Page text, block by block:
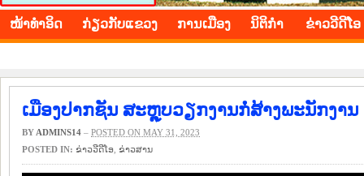
ໜ້າ​ທຳ​ອິດ ​ກ່ຽວ​ກັບ​ແຂວງ ​ການ​ເມືອງ ນິ​ຕິ​ກຳ ຂ່າວ​ວີ​ດີ​ໂອ
ເມືອງປາກຊັນ ສະຫຼຸບວຽກງານກໍ່ສ້າງພະນັກງາ
BY ADMINS14 – POSTED ON MAY 31, 2023
POSTED IN: ຂ່າວ​ວີ​ດີ​ໂອ ​ຂ່າວ​ສານ